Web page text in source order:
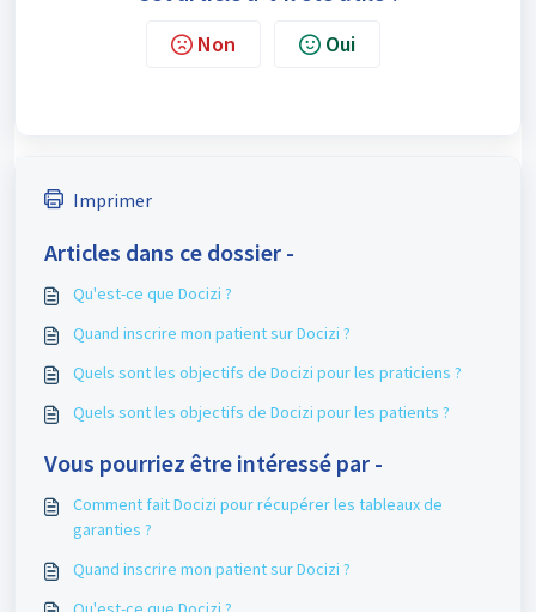
Non Oui
Imprimer
Articles dans ce dossier -
Qu'est-ce que Docizi ?
Quand inscrire mon patient sur Docizi ?
Quels sont les objectifs de Docizi pour les praticiens ?
Quels sont les objectifs de Docizi pour les patients ?
Vous pourriez être intéressé par -
Comment fait Docizi pour récupérer les tableaux de
garanties ?
Quand inscrire mon patient sur Docizi ?